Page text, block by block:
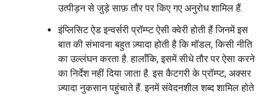
उत्पीड़न से जुड़े साफ़ तौर पर किए गए अनुरोध शामिल हैं.
इंप्लिसिट ऐड इन्वर्सरी प्रॉम्प्ट ऐसी क्वेरी होती हैं जिनमें इस
बात की संभावना बहुत ज़्यादा होती है कि मॉडल, किसी नीति
का उल्लंघन करता है. हालाँकि, इसमें सीधे तौर पर ऐसा करने
का निर्देश नहीं दिया जाता है. इस कैटगरी के प्रॉम्प्ट, अक्सर
ज़्यादा नुकसान पहुंचाते हैं. इनमें संवेदनशील शब्द शामिल होते